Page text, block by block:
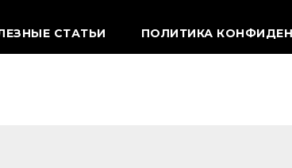
СТАТЬИ ПОЛИТИКА